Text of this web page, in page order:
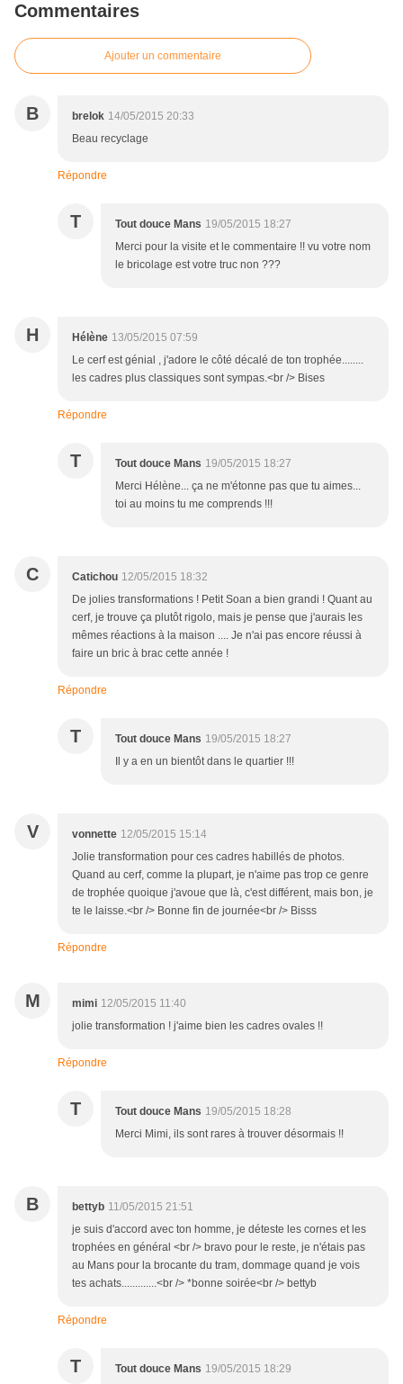
Commentaires
Ajouter un commentaire
B brelok 14/05/2015 20:33
Beau recyclage
Répondre
T Tout douce Mans 19/05/2015 18:27
Merci pour la visite et le commentaire !! vu votre nom
le bricolage est votre truc non ???
H Hélène 13/05/2015 07:59
Le cerf est génial , j'adore le côté décalé de ton trophée........
les cadres plus classiques sont sympas.<br /> Bises
Répondre
T Tout douce Mans 19/05/2015 18:27
Merci Hélène... ça ne m'étonne pas que tu aimes...
toi au moins tu me comprends !!!
C Catichou 12/05/2015 18:32
De jolies transformations ! Petit Soan a bien grandi ! Quant au
cerf, je trouve ça plutôt rigolo, mais je pense que j'aurais les
mêmes réactions à la maison .... Je n'ai pas encore réussi à
faire un bric à brac cette année !
Répondre
T Tout douce Mans 19/05/2015 18:27
Il y a en un bientôt dans le quartier !!!
V vonnette 12/05/2015 15:14
Jolie transformation pour ces cadres habillés de photos.
Quand au cerf, comme la plupart, je n'aime pas trop ce genre
de trophée quoique j'avoue que là, c'est différent, mais bon, je
te le laisse.<br /> Bonne fin de journée<br /> Bisss
Répondre
M mimi 12/05/2015 11:40
jolie transformation ! j'aime bien les cadres ovales !!
Répondre
T Tout douce Mans 19/05/2015 18:28
Merci Mimi, ils sont rares à trouver désormais !!
B bettyb 11/05/2015 21:51
je suis d'accord avec ton homme, je déteste les cornes et les
trophées en général <br /> bravo pour le reste, je n'étais pas
au Mans pour la brocante du tram, dommage quand je vois
tes achats.............<br /> *bonne soirée<br /> bettyb
Répondre
T Tout douce Mans 19/05/2015 18:29